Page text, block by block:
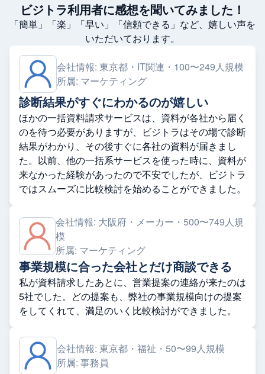
ビジトラ利用者に感想を聞いてみました！
「簡単」「楽」「早い」「信頼できる」など、嬉しい声を
いただいております。
会社情報: 東京都・IT関連・100〜249人規模
所属: マーケティング
診断結果がすぐにわかるのが嬉しい
ほかの一括資料請求サービスは、資料が各社から届く
のを待つ必要がありますが、ビジトラはその場で診断
結果がわかり、その後すぐに各社の資料が届きまし
た。以前、他の一括系サービスを使った時に、資料が
来なかった経験があったので不安でしたが、ビジトラ
ではスムーズに比較検討を始めることができました。
会社情報: 大阪府・メーカー・500〜749人規
模
所属: マーケティング
事業規模に合った会社とだけ商談できる
私が資料請求したあとに、営業提案の連絡が来たのは
5社でした。どの提案も、弊社の事業規模向けの提案
をしてくれて、満足のいく比較検討ができました。
会社情報: 東京都・福祉・50〜99人規模
所属: 事務員